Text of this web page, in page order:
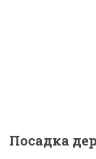
Посадка